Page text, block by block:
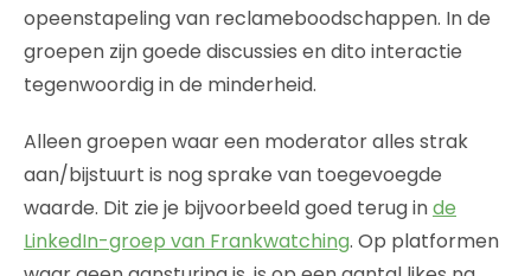
opeenstapeling van reclameboodschappen. In de
groepen zijn goede discussies en dito interactie
tegenwoordig in de minderheid.
Alleen groepen waar een moderator alles strak
aan/bijstuurt is nog sprake van toegevoegde
waarde. Dit zie je bijvoorbeeld goed terug inde
LinkedIn-groep van Frankwatching. Op platformen